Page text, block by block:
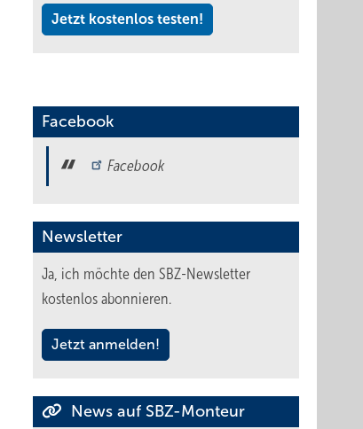
Jetzt kostenlos testen!
Facebook
Facebook
Newsletter
Ja, ich möchte den SBZ-Newsletter
kostenlos abonnieren.
Jetzt anmelden!
News auf SBZ-Monteur